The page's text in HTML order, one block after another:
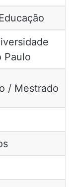
Paulo
/ Mestrado